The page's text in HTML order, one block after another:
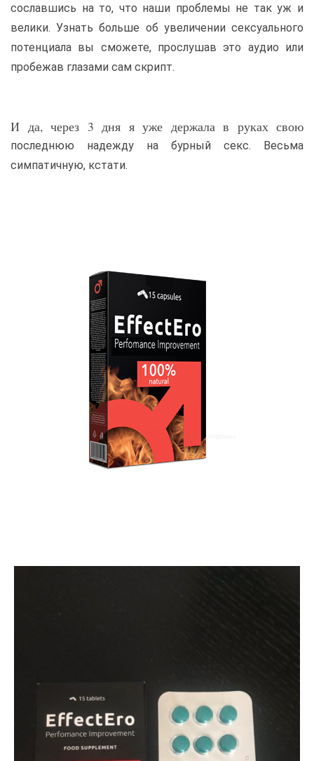
сославшись на то, что наши проблемы не так уж и
велики. Узнать больше об увеличении сексуального
потенциала вы сможете, прослушав это аудио или
пробежав глазами сам скрипт.
И да, через 3 дня я уже держала в руках свою
последнюю надежду на бурный секс. Весьма
симпатичную, кстати.